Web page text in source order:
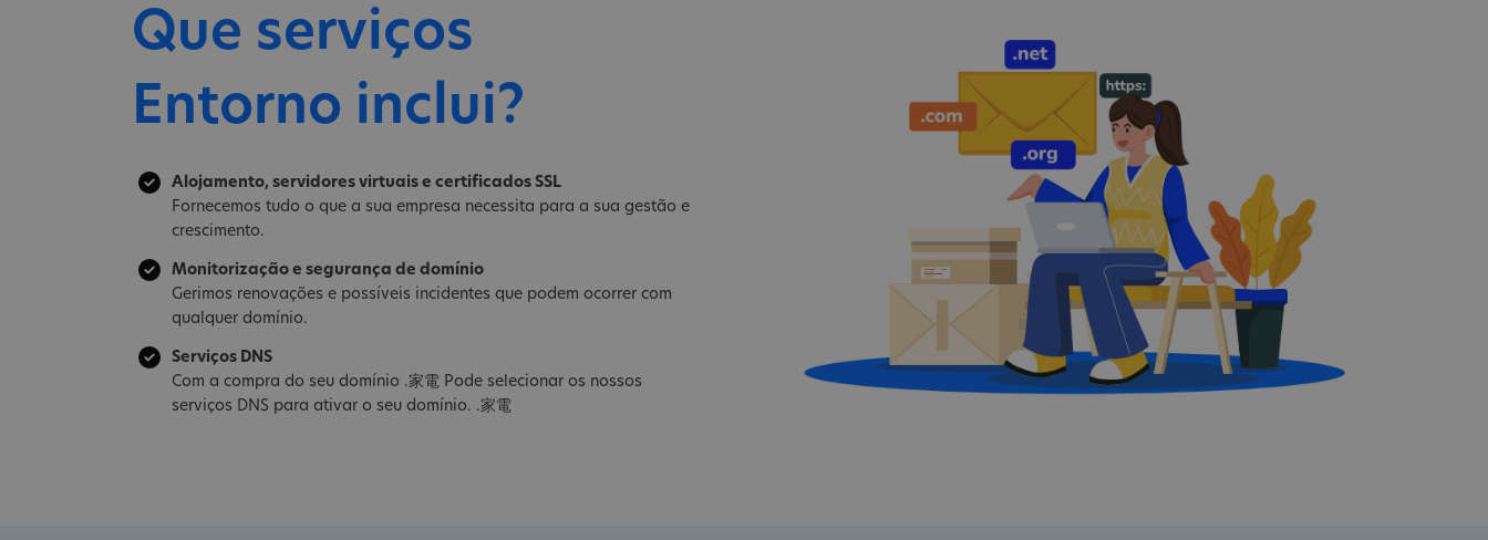
Que serviços
Entorno inclui?
Alojamento, servidores virtuais e certificados SSL
Fornecemos tudo o que a sua empresa necessita para a sua gestão e
crescimento.
Monitorização e segurança de domínio
Gerimos renovações e possíveis incidentes que podem ocorrer com
qualquer domínio.
Serviços DNS
Com a compra do seu domínio .家電 Pode selecionar os nossos
serviços DNS para ativar o seu domínio. .家電